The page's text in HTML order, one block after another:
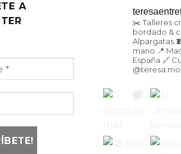
A
✂️ Talleres
bordado &
Alpargatas
mano 📍
España 🔗